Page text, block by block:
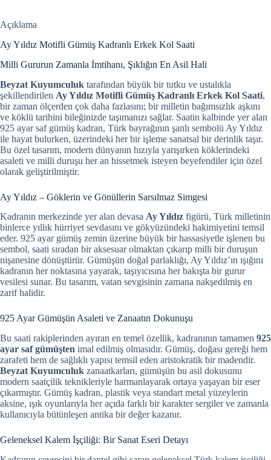
Açıklama
Ay Yıldız Motifli Gümüş Kadranlı Erkek Kol Saati
Milli Gururun Zamanla İmtihanı, Şıklığın En Asil Hali
Beyzat Kuyumculuk tarafından büyük bir tutku ve ustalıkla
şekillendirilen Ay Yıldız Motifli Gümüş Kadranlı Erkek Kol Saati,
bir zaman ölçerden çok daha fazlasını; bir milletin bağımsızlık aşkını
ve köklü tarihini bileğinizde taşımanızı sağlar. Saatin kalbinde yer alan
925 ayar saf gümüş kadran, Türk bayrağının şanlı sembolü Ay Yıldız
ile hayat bulurken, üzerindeki her bir işleme sanatsal bir derinlik taşır.
Bu özel tasarım, modern dünyanın hızıyla yarışırken köklerindeki
asaleti ve milli duruşu her an hissetmek isteyen beyefendiler için özel
olarak geliştirilmiştir.
Ay Yıldız – Göklerin ve Gönüllerin Sarsılmaz Simgesi
Kadranın merkezinde yer alan devasa Ay Yıldız figürü, Türk milletinin
binlerce yıllık hürriyet sevdasını ve gökyüzündeki hakimiyetini temsil
eder. 925 ayar gümüş zemin üzerine büyük bir hassasiyetle işlenen bu
sembol, saati sıradan bir aksesuar olmaktan çıkarıp milli bir duruşun
nişanesine dönüştürür. Gümüşün doğal parlaklığı, Ay Yıldız’ın ışığını
kadranın her noktasına yayarak, taşıyıcısına her bakışta bir gurur
vesilesi sunar. Bu tasarım, vatan sevgisinin zamana nakşedilmiş en
zarif halidir.
925 Ayar Gümüşün Asaleti ve Zanaatın Dokunuşu
Bu saati rakiplerinden ayıran en temel özellik, kadranının tamamen 925
ayar saf gümüşten imal edilmiş olmasıdır. Gümüş, doğası gereği hem
zarafeti hem de sağlıklı yapısı temsil eden aristokratik bir madendir.
Beyzat Kuyumculuk zanaatkarları, gümüşün bu asil dokusunu
modern saatçilik teknikleriyle harmanlayarak ortaya yaşayan bir eser
çıkarmıştır. Gümüş kadran, plastik veya standart metal yüzeylerin
aksine, ışık oyunlarıyla her açıda farklı bir karakter sergiler ve zamanla
kullanıcıyla bütünleşen antika bir değer kazanır.
Geleneksel Kalem İşçiliği: Bir Sanat Eseri Detayı